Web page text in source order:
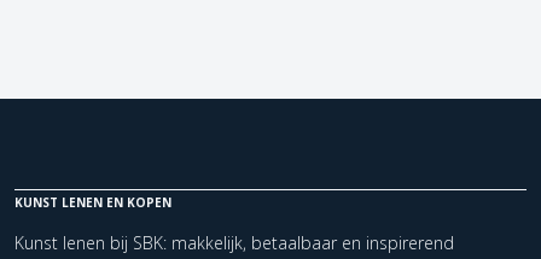
KUNST LENEN EN KOPEN
Kunst lenen bij SBK: makkelijk, betaalbaar en inspirerend